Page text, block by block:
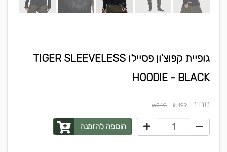
גופיית קפוצ'ון פסיילו TIGER SLEEVELESS
HOODIE - BLACK
מחיר: ₪199
₪249
הוספה להזמנה